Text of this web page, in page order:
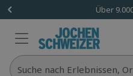
Über
Suche nach Erlebnissen,